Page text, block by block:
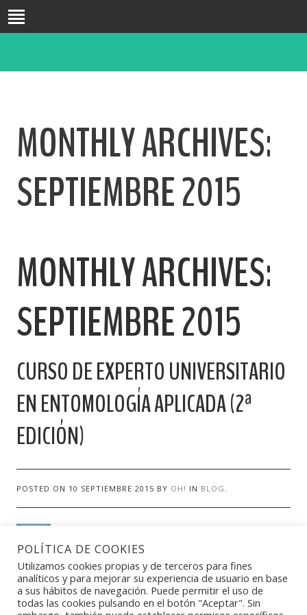
INICIO
BIO
INVESTIGACIÓN
PUBLICACIONES
CONGRESOS
PASATIEMPOS
MONTHLY ARCHIVES:
SEPTIEMBRE 2015
MONTHLY ARCHIVES:
SEPTIEMBRE 2015
CURSO DE EXPERTO UNIVERSITARIO
EN ENTOMOLOGÍA APLICADA (2ª
EDICIÓN)
POSTED ON 10 SEPTIEMBRE 2015 BY OH! IN BLOG
POLÍTICA DE COOKIES
Utilizamos cookies propias y de terceros para fines
analíticos y para mejorar su experiencia de usuario en base
a sus hábitos de navegación. Puede permitir el uso de
todas las cookies pulsando en el botón "Aceptar". Sin